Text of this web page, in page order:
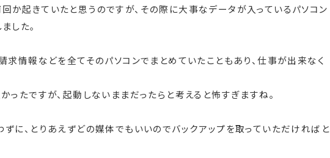
起きていたと思うのですが、その際に大事なデータが入っているパソコン
した。
求情報などを全てそのパソコンでまとめていたこともあり、仕事が出来なく
ったですが、起動しないままだったらと考えると怖すぎますね。
に、とりあえずどの媒体でもいいのでバックアップを取っていただければと